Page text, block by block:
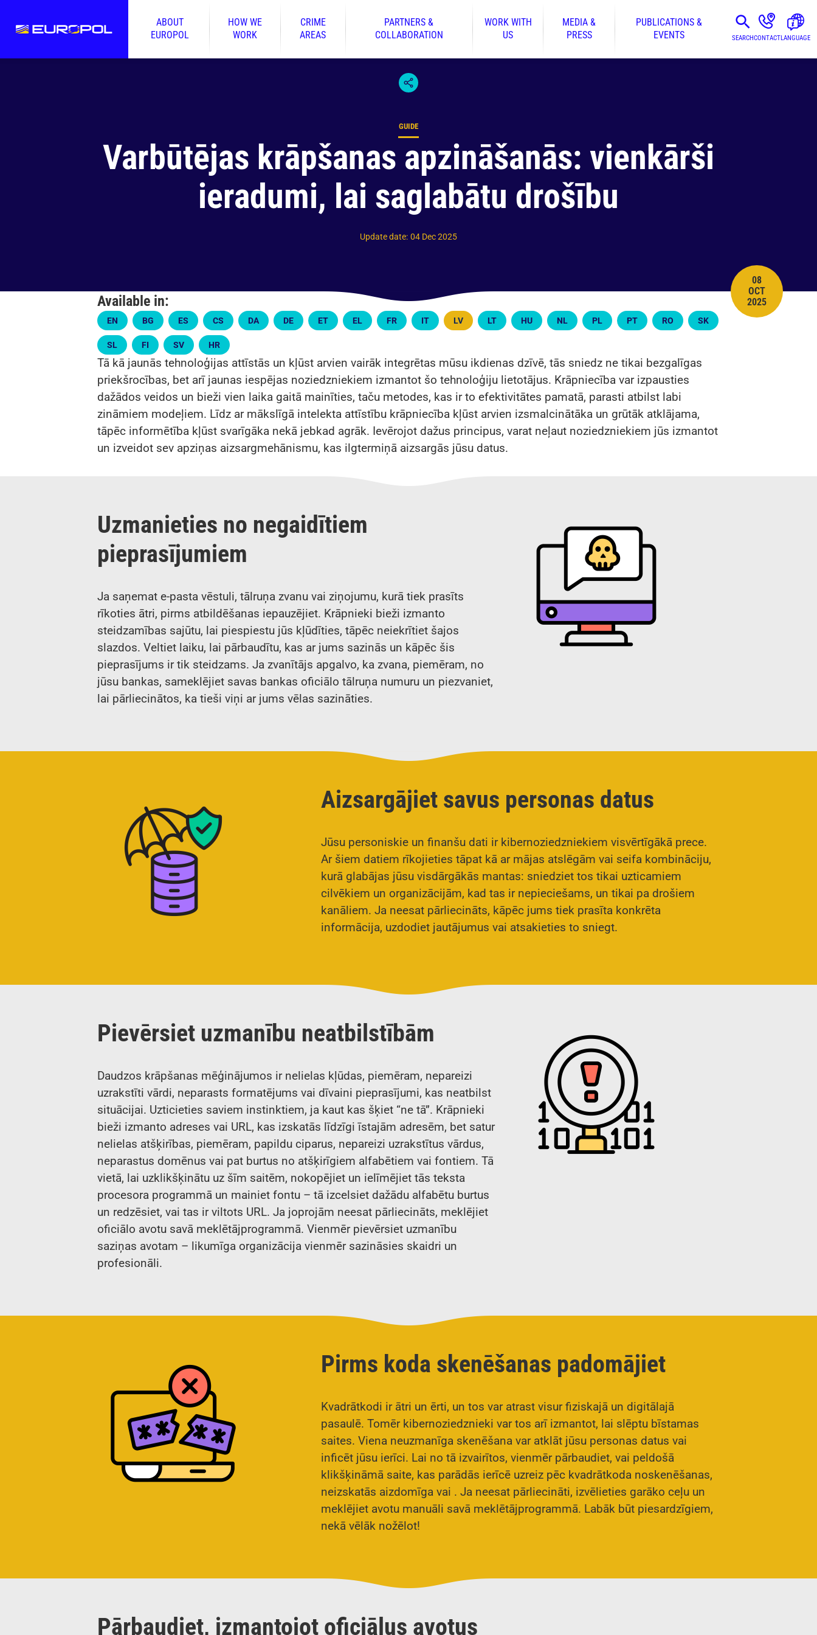
ABOUT
EUROPOL
HOW WE
WORK
CRIME
AREAS
PARTNERS &
COLLABORATION
WORK WITH
US
MEDIA &
PRESS
PUBLICATIONS &
EVENTS
SEARCHCONTACTLANGUAGE
Varbūtējas krāpšanas apzināšanās: vienkārši
ieradumi, lai saglabātu drošību
Content type
GUIDE
PUBLISH DATE
08
OCT
2025
Update date: 04 Dec 2025
Available in:
EN BG ES CS DA DE ET EL FR IT LV LT HU NL PL PT RO SK
SL FI SV HR
Tā kā jaunās tehnoloģijas attīstās un kļūst arvien vairāk integrētas mūsu ikdienas dzīvē, tās sniedz ne tikai bezgalīgas
priekšrocības, bet arī jaunas iespējas noziedzniekiem izmantot šo tehnoloģiju lietotājus. Krāpniecība var izpausties
dažādos veidos un bieži vien laika gaitā mainīties, taču metodes, kas ir to efektivitātes pamatā, parasti atbilst labi
zināmiem modeļiem. Līdz ar mākslīgā intelekta attīstību krāpniecība kļūst arvien izsmalcinātāka un grūtāk atklājama,
tāpēc informētība kļūst svarīgāka nekā jebkad agrāk. Ievērojot dažus principus, varat neļaut noziedzniekiem jūs izmantot
un izveidot sev apziņas aizsargmehānismu, kas ilgtermiņā aizsargās jūsu datus.
Uzmanieties no negaidītiem
pieprasījumiem
Ja saņemat e-pasta vēstuli, tālruņa zvanu vai ziņojumu, kurā tiek prasīts
rīkoties ātri, pirms atbildēšanas iepauzējiet. Krāpnieki bieži izmanto
steidzamības sajūtu, lai piespiestu jūs kļūdīties, tāpēc neiekrītiet šajos
slazdos. Veltiet laiku, lai pārbaudītu, kas ar jums sazinās un kāpēc šis
pieprasījums ir tik steidzams. Ja zvanītājs apgalvo, ka zvana, piemēram, no
jūsu bankas, sameklējiet savas bankas oficiālo tālruņa numuru un piezvaniet,
lai pārliecinātos, ka tieši viņi ar jums vēlas sazināties.
Aizsargājiet savus personas datus
Jūsu personiskie un finanšu dati ir kibernoziedzniekiem visvērtīgākā prece.
Ar šiem datiem rīkojieties tāpat kā ar mājas atslēgām vai seifa kombināciju,
kurā glabājas jūsu visdārgākās mantas: sniedziet tos tikai uzticamiem
cilvēkiem un organizācijām, kad tas ir nepieciešams, un tikai pa drošiem
kanāliem. Ja neesat pārliecināts, kāpēc jums tiek prasīta konkrēta
informācija, uzdodiet jautājumus vai atsakieties to sniegt.
Pievērsiet uzmanību neatbilstībām
Daudzos krāpšanas mēģinājumos ir nelielas kļūdas, piemēram, nepareizi
uzrakstīti vārdi, neparasts formatējums vai dīvaini pieprasījumi, kas neatbilst
situācijai. Uzticieties saviem instinktiem, ja kaut kas šķiet “ne tā”. Krāpnieki
bieži izmanto adreses vai URL, kas izskatās līdzīgi īstajām adresēm, bet satur
nelielas atšķirības, piemēram, papildu ciparus, nepareizi uzrakstītus vārdus,
neparastus domēnus vai pat burtus no atšķirīgiem alfabētiem vai fontiem. Tā
vietā, lai uzklikšķinātu uz šīm saitēm, nokopējiet un ielīmējiet tās teksta
procesora programmā un mainiet fontu – tā izcelsiet dažādu alfabētu burtus
un redzēsiet, vai tas ir viltots URL. Ja joprojām neesat pārliecināts, meklējiet
oficiālo avotu savā meklētājprogrammā. Vienmēr pievērsiet uzmanību
saziņas avotam – likumīga organizācija vienmēr sazināsies skaidri un
profesionāli.
Pirms koda skenēšanas padomājiet
Kvadrātkodi ir ātri un ērti, un tos var atrast visur fiziskajā un digitālajā
pasaulē. Tomēr kibernoziedznieki var tos arī izmantot, lai slēptu bīstamas
saites. Viena neuzmanīga skenēšana var atklāt jūsu personas datus vai
inficēt jūsu ierīci. Lai no tā izvairītos, vienmēr pārbaudiet, vai peldošā
klikšķināmā saite, kas parādās ierīcē uzreiz pēc kvadrātkoda noskenēšanas,
neizskatās aizdomīga vai . Ja neesat pārliecināti, izvēlieties garāko ceļu un
meklējiet avotu manuāli savā meklētājprogrammā. Labāk būt piesardzīgiem,
nekā vēlāk nožēlot!
Pārbaudiet, izmantojot oficiālus avotus